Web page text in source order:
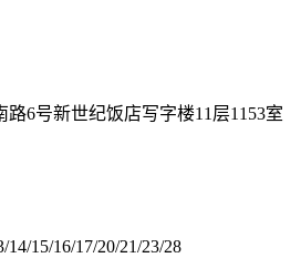
6号新世纪饭店写字楼11层1153室
14/15/16/17/20/21/23/28